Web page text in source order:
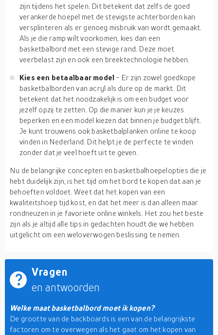
zijn tijdens het spelen. Dit betekent dat zelfs de goed
verankerde hoepel met de stevigste achterborden kan
versplinteren als er genoeg misbruik van wordt gemaakt.
Als je die ramp wilt voorkomen, kies dan een
basketbalbord met een stevige rand. Deze moet
veerbelast zijn en ook een breektechnologie hebben.
Kies een betaalbaar model- Er zijn zowel goedkope
basketbalborden van acryl als dure op de markt. Dit
betekent dat het noodzakelijk is om een budget voor
jezelf opzij te zetten. Op die manier kun je je keuzes
beperken en een model kiezen dat binnen je budget blijft.
Je kunt trouwens ook basketbalplanken online te koop
vinden in Nederland. Dit helpt je de perfecte te vinden
zonder dat je veel hoeft uit te geven.
Nu de belangrijke concepten en basketbalhoepelopties die je
hebt duidelijk zijn, is het tijd om het bord te kopen dat aan je
behoeften voldoet. Weet dat het kopen van een
kwaliteitshoep tijd kost, en dat het meer is dan alleen maar
rondneuzen in je favoriete online winkels. Het zou het beste
zijn als je altijd alle tips in gedachten houdt die we hebben
uitgelicht om een weloverwogen beslissing te nemen.
Vragen
en antwoorden
Welke maat basketbalbord moet ik kopen?
De grootte van de backboards is een van de belangrijkste
factoren om te overwegen als het gaat om het kopen van